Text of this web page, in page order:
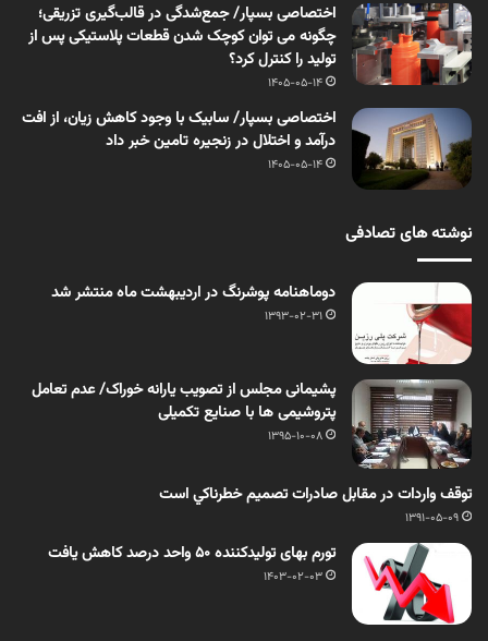
اختصاصی بسپار/ جمع‌شدگی در قالب‌گیری تزریقی؛
چگونه می توان کوچک شدن قطعات پلاستیکی پس از
تولید را کنترل کرد؟
1405-05-14
اختصاصی بسپار/ سابیک با وجود کاهش زیان، از افت
درآمد و اختلال در زنجیره تامین خبر داد
1405-05-14
نوشته های تصادفی
دوماهنامه پوشرنگ در اردیبهشت ماه منتشر شد
1393-02-31
پشیمانی مجلس از تصویب یارانه خوراک/ عدم تعامل
پتروشیمی ها با صنایع تکمیلی
1395-10-08
توقف واردات در مقابل صادرات تصميم خطرناكي است
1391-05-09
تورم بهای تولیدکننده ۵۰ واحد درصد کاهش یافت
1403-02-03